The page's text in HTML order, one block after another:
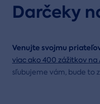
Darčeky
Venujte svojmu
viac ako 400 zážitkov na
sľubujeme vám, bude to